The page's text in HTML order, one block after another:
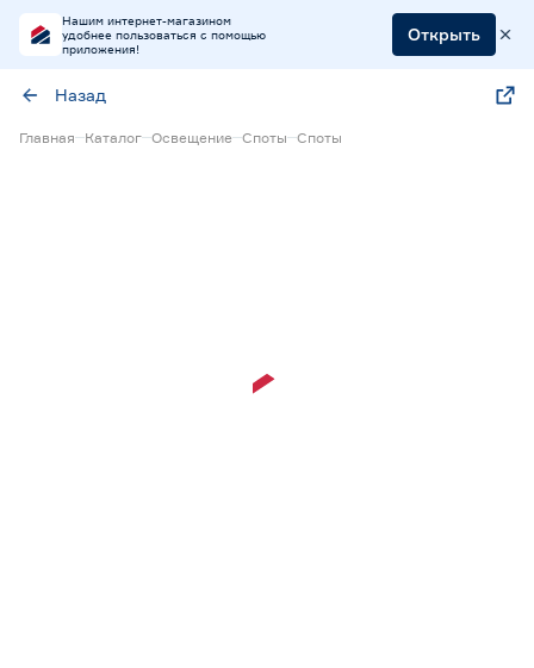
Нашим интернет-магазином
удобнее пользоваться с помощью
приложения!
Открыть
Назад
Главная Каталог Освещение Споты Споты